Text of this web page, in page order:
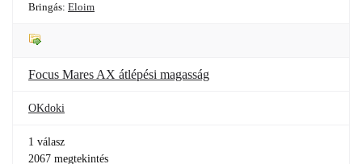
Bringás: Eloim
Focus Mares AX átlépési magasság
OKdoki
1 válasz
2067 megtekintés